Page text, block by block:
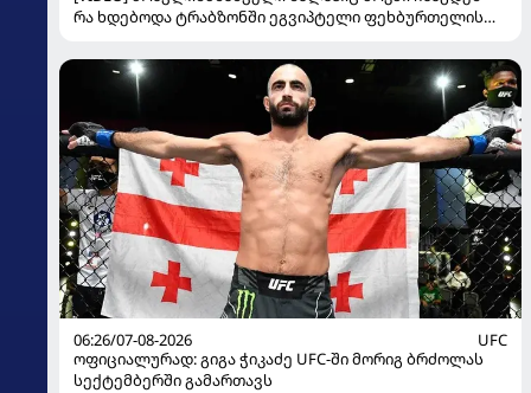
რა ხდებოდა ტრაბზონში ეგვიპტელი ფეხბურთელის
06:26/07-08-2026
UFC
ოფიციალურად: გიგა ჭიკაძე UFC-ში მორიგ ბრძოლას
სექტემბერში გამართავს